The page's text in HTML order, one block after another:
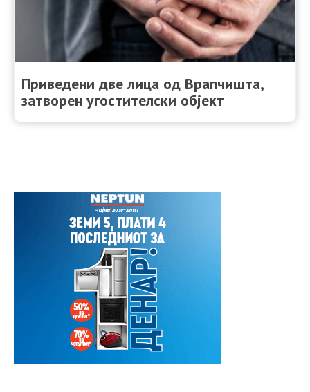
Приведени две лица од Врапчишта,
затворен угостителски објект